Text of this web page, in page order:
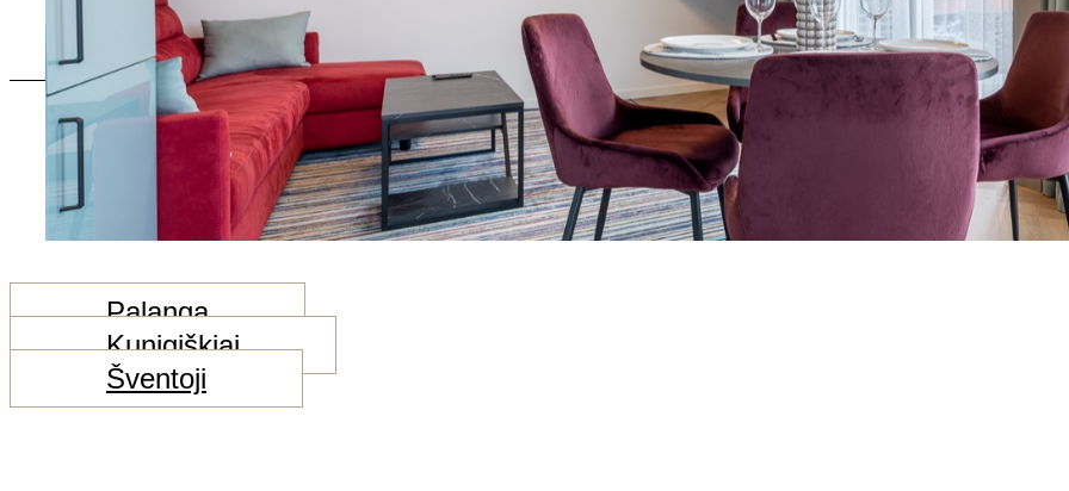
Visi
Palanga
Kunigiškiai
Šventoji